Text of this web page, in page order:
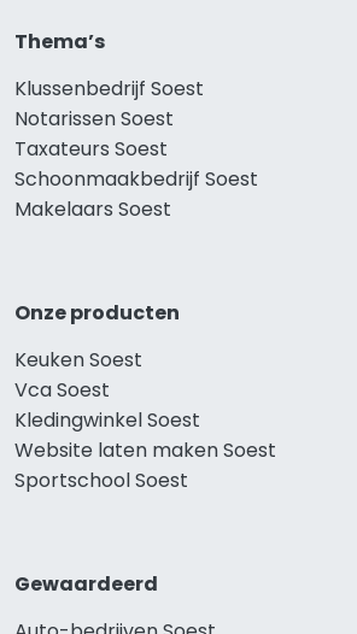
Thema’s
Klussenbedrijf Soest
Notarissen Soest
Taxateurs Soest
Schoonmaakbedrijf Soest
Makelaars Soest
Onze producten
Keuken Soest
Vca Soest
Kledingwinkel Soest
Website laten maken Soest
Sportschool Soest
Gewaardeerd